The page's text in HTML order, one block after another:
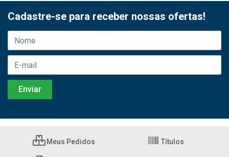
Cadastre-se para receber nossas ofertas!
Meus Pedidos Títulos